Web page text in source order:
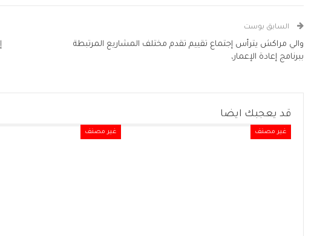
السابق بوست
والي مراكش يترأس إجتماع تقييم تقدم مختلف المشاريع المرتبطة
ببرنامج إعادة الإعمار،
قد يعجبك ايضا
غير مصنف غير مصنف